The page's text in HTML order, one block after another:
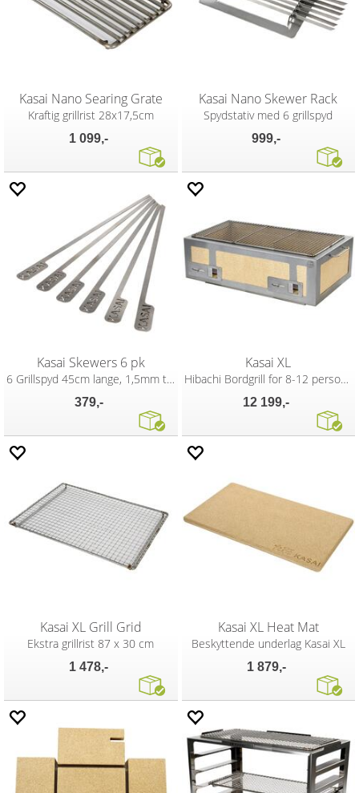
Kasai Nano Searing Grate
Kraftig grillrist 28x17,5cm
1 099,-
Kasai Nano Skewer Rack
Spydstativ med 6 grillspyd
999,-
Kasai Skewers 6 pk
6 Grillspyd 45cm lange, 1,5mm tykke.
379,-
Kasai XL
Hibachi Bordgrill for 8-12 personer
12 199,-
Kasai XL Grill Grid
Ekstra grillrist 87 x 30 cm
1 478,-
Kasai XL Heat Mat
Beskyttende underlag Kasai XL
1 879,-